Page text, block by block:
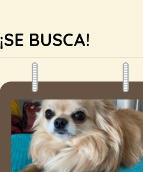
¡SE BUSCA!